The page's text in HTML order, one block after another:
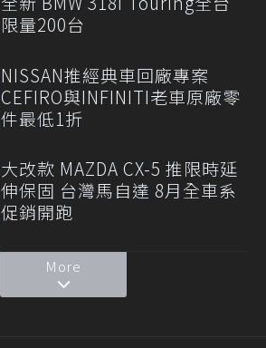
限量200台
NISSAN推經典車回廠專案
CEFIRO與INFINITI老車原廠零
件最低1折
大改款 MAZDA CX-5 推限時延
伸保固 台灣馬自達 8月全車系
促銷開跑
More